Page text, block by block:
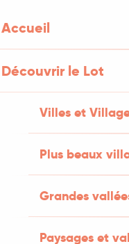
Accueil
Découvrir le Lot
Villes et
Plus beaux
Grandes
Paysages et
vallée du Lot